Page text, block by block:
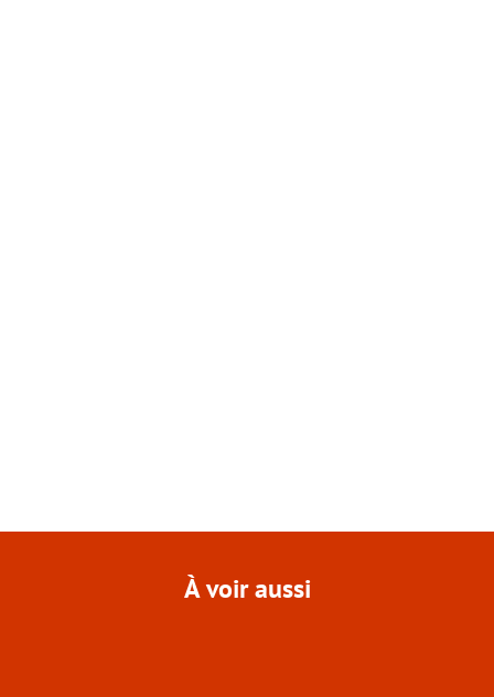
À voir aussi